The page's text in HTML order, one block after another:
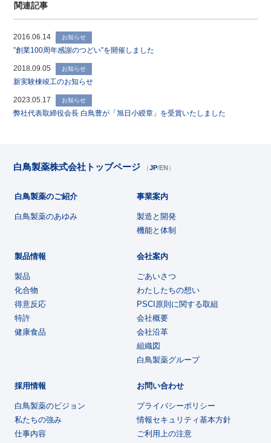
関連記事
2016.06.14 お知らせ
”創業100周年感謝のつどい”を開催しました
2018.09.05 お知らせ
新実験棟竣工のお知らせ
2023.05.17 お知らせ
弊社代表取締役会長 白鳥豊が「旭日小綬章」を受賞いたしました
白鳥製薬株式会社トップページ （JP/EN ）
白鳥製薬のご紹介
白鳥製薬のあゆみ
事業案内
製造と開発
機能と体制
製品情報
製品
化合物
得意反応
特許
健康食品
会社案内
ごあいさつ
わたしたちの想い
PSCI原則に関する取組
会社概要
会社沿革
組織図
白鳥製薬グループ
採用情報
白鳥製薬のビジョン
私たちの強み
仕事内容
お問い合わせ
プライバシーポリシー
情報セキュリティ基本方針
ご利用上の注意